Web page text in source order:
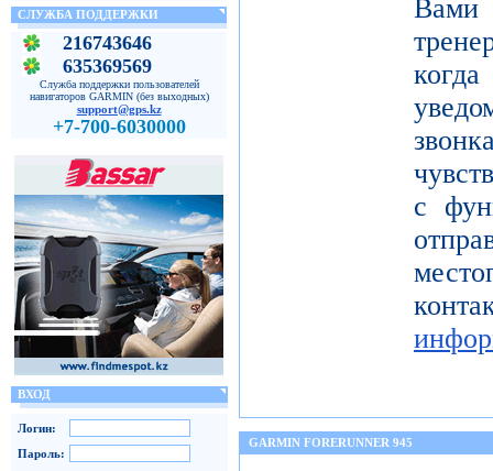
СЛУЖБА ПОДДЕРЖКИ
216743646
635369569
Служба поддержки пользователей
навигаторов GARMIN (без выходных)
support@gps.kz
+7-700-6030000
ВХОД
Логин:
Пароль:
Вами
с
GARMIN FORERUNNER 945